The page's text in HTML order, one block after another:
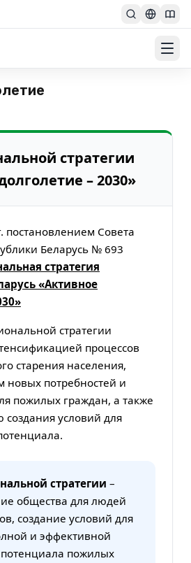
стратегии
– 2030»
постановлением Совета
Беларусь № 693
стратегия
«Активное
стратегии
процессов
старения населения,
новых потребностей и
пожилых граждан, а также
создания условий для
стратегии –
общества для людей
создание условий для
и эффективной
пожилых